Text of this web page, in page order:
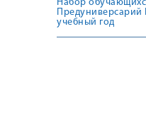
Набор
Предуниверсарий
учебный год